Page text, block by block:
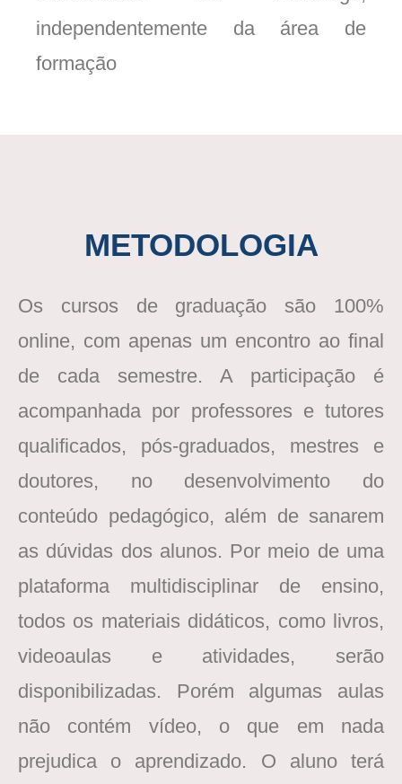
independentemente da área de
formação
METODOLOGIA
Os cursos de graduação são 100%
online, com apenas um encontro ao final
de cada semestre. A participação é
acompanhada por professores e tutores
qualificados, pós-graduados, mestres e
doutores, no desenvolvimento do
conteúdo pedagógico, além de sanarem
as dúvidas dos alunos. Por meio de uma
plataforma multidisciplinar de ensino,
todos os materiais didáticos, como livros,
videoaulas e atividades, serão
disponibilizadas. Porém algumas aulas
não contém vídeo, o que em nada
prejudica o aprendizado. O aluno terá